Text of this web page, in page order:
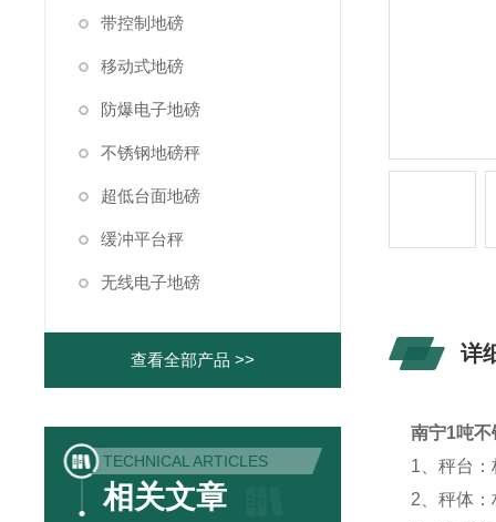
带控制地磅
移动式地磅
防爆电子地磅
不锈钢地磅秤
超低台面地磅
缓冲平台秤
无线电子地磅
查看全部产品 >>
TECHNICAL ARTICLES
相关文章
详
南宁1吨
1、秤台
2、秤体